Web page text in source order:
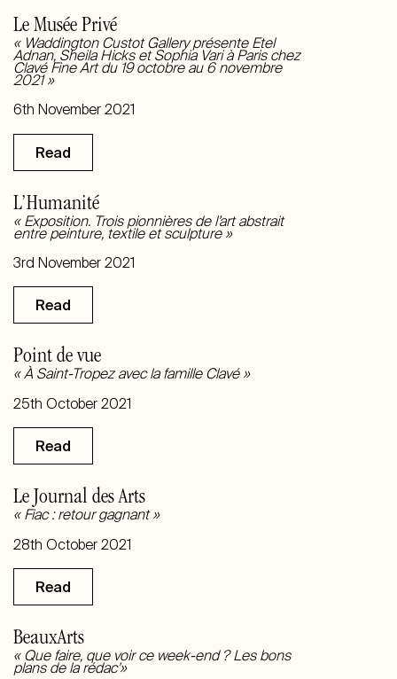
Le Musée Privé
« Waddington Custot Gallery présente Etel
Adnan, Sheila Hicks et Sophia Vari à Paris chez
Clavé Fine Art du 19 octobre au 6 novembre
2021 »
6th November 2021
Read
L’Humanité
« Exposition. Trois pionnières de l’art abstrait
entre peinture, textile et sculpture »
3rd November 2021
Read
Point de vue
« À Saint-Tropez avec la famille Clavé »
25th October 2021
Read
Le Journal des Arts
« Fiac : retour gagnant »
28th October 2021
Read
BeauxArts
« Que faire, que voir ce week-end ? Les bons
plans de la rédac’»